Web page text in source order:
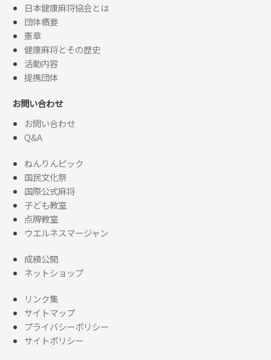
日本健康麻将協会とは
団体概要
憲章
健康麻将とその歴史
活動内容
提携団体
お問い合わせ
お問い合わせ
Q&A
ねんりんピック
国民文化祭
国際公式麻将
子ども教室
点牌教室
ウエルネスマージャン
成績公開
ネットショップ
リンク集
サイトマップ
プライバシーポリシー
サイトポリシー